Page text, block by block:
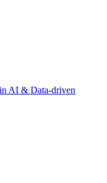
AI & Data-driven